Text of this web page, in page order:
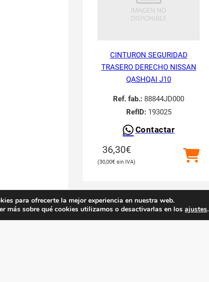
CINTURON SEGURIDAD
TRASERO DERECHO NISSAN
QASHQAI J10
Ref. fab.: 88844JD000
RefID:193025
Contactar
36,30€
30,00€
para ofrecerte la mejor experiencia en nuestra web.
más sobre qué cookies utilizamos o desactivarlas en losajustes.